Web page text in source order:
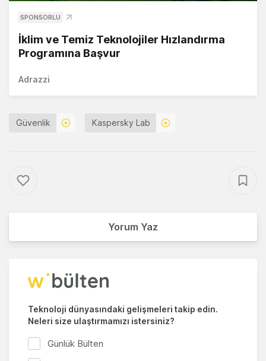
SPONSORLU
İklim ve Temiz Teknolojiler Hızlandırma
Programına Başvur
Adrazzi
Güvenlik Kaspersky Lab
Yorum Yaz
Teknoloji dünyasındaki gelişmeleri takip edin.
Neleri size ulaştırmamızı istersiniz?
Günlük Bülten